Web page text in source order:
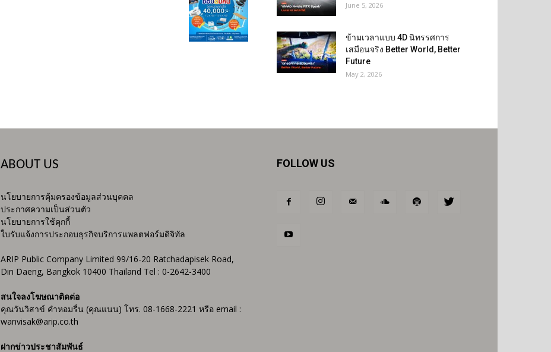
June 5, 2026
ข้ามเวลาแบบ 4D นิทรรศการ
เสมือนจริง Better World, Better
Future
May 2, 2026
ABOUT US
นโยบายการคุ้มครองข้อมูลส่วนบุคคล
ประกาศความเป็นส่วนตัว
นโยบายการใช้คุกกี้
ใบรับแจ้งการประกอบธุรกิจบริการแพลตฟอร์มดิจิทัล
ARIP Public Company Limited 99/16-20 Ratchadapisek Road,
Din Daeng, Bangkok 10400 Thailand Tel : 0-2642-3400
สนใจลงโฆษณาติดต่อ
คุณวันวิสาข์ คำหอมรื่น (คุณแนน) โทร. 08-1668-2221 หรือ email :
wanvisak@arip.co.th
ฝากข่าวประชาสัมพันธ์
FOLLOW US